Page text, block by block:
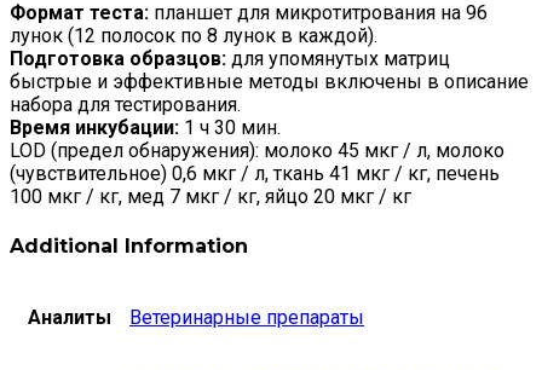
Формат теста: планшет для микротитрования на 96
лунок (12 полосок по 8 лунок в каждой).
Подготовка образцов: для упомянутых матриц
быстрые и эффективные методы включены в описание
набора для тестирования.
Время инкубации: 1 ч 30 мин.
LOD (предел обнаружения): молоко 45 мкг / л, молоко
(чувствительное) 0,6 мкг / л, ткань 41 мкг / кг, печень
100 мкг / кг, мед 7 мкг / кг, яйцо 20 мкг / кг
Additional Information
Аналиты Ветеринарные препараты